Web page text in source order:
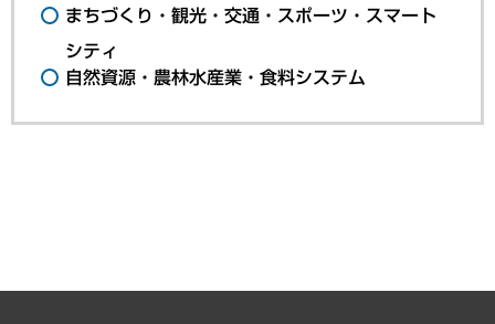
まちづくり・観光・交通・スポーツ・スマート
シティ
自然資源・農林水産業・食料システム